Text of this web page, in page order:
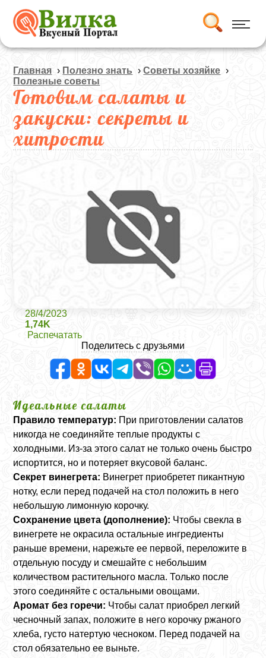
Главная › Полезно знать ›Советы хозяйке ›
Полезные советы
Готовим салаты и
закуски: секреты и
хитрости
28/4/2023
1,74K
Распечатать
Поделитесь с друзьями
Идеальные салаты
Правило температур: При приготовлении салатов
никогда не соединяйте теплые продукты с
холодными. Из-за этого салат не только очень быстро
испортится, но и потеряет вкусовой баланс.
Секрет винегрета: Винегрет приобретет пикантную
нотку, если перед подачей на стол положить в него
небольшую лимонную корочку.
Сохранение цвета (дополнение): Чтобы свекла в
винегрете не окрасила остальные ингредиенты
раньше времени, нарежьте ее первой, переложите в
отдельную посуду и смешайте с небольшим
количеством растительного масла. Только после
этого соединяйте с остальными овощами.
Аромат без горечи: Чтобы салат приобрел легкий
чесночный запах, положите в него корочку ржаного
хлеба, густо натертую чесноком. Перед подачей на
стол обязательно ее выньте.